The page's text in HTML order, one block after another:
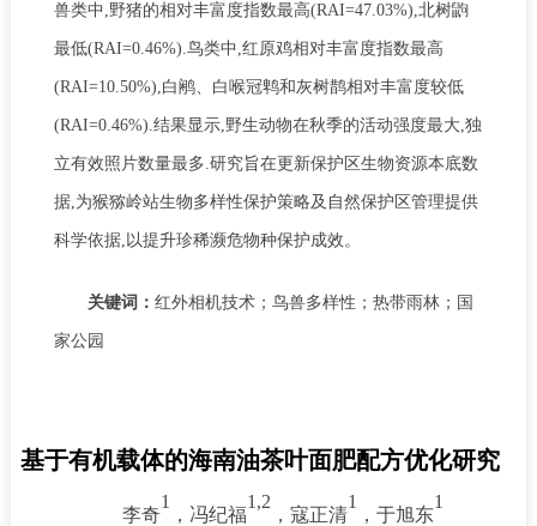
兽类中,野猪的相对丰富度指数最高(RAI=47.03%),北树鼩
最低(RAI=0.46%).鸟类中,红原鸡相对丰富度指数最高
(RAI=10.50%),白鹇、白喉冠鹎和灰树鹊相对丰富度较低
(RAI=0.46%).结果显示,野生动物在秋季的活动强度最大,独
立有效照片数量最多.研究旨在更新保护区生物资源本底数
据,为猴猕岭站生物多样性保护策略及自然保护区管理提供
科学依据,以提升珍稀濒危物种保护成效。
关键词： 红外相机技术；鸟兽多样性；热带雨林；国
家公园
基于有机载体的海南油茶叶面肥配方优化研究
李奇
1
， 冯纪福
1,2
， 寇正清
1
， 于旭东
1